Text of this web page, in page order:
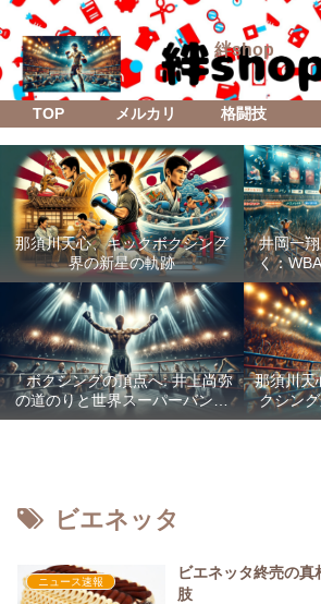
絆shop
TOP メルカリ 格闘技
那須川天心、キックボクシング
界の新星の軌跡
井岡一
く：
防衛戦
「ボクシングの頂点へ: 井上尚弥
の道のりと世界スーパーバンタ
ム級統一戦の全貌」
那須川天
クシン
ビエネッタ
ニュース速報
ビエネッタ終売の真
肢